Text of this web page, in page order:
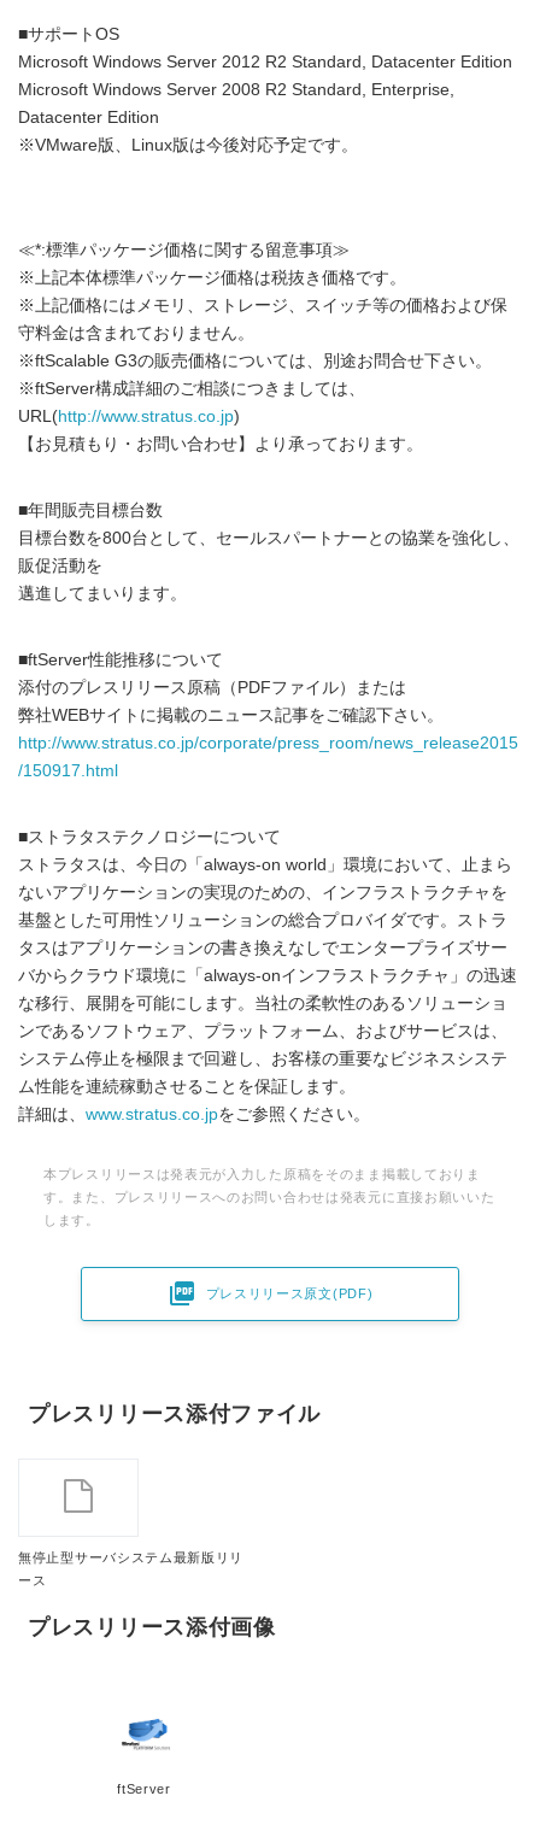
■サポートOS
Microsoft Windows Server 2012 R2 Standard, Datacenter Edition
Microsoft Windows Server 2008 R2 Standard, Enterprise,
Datacenter Edition
※VMware版、Linux版は今後対応予定です。
≪*:標準パッケージ価格に関する留意事項≫
※上記本体標準パッケージ価格は税抜き価格です。
※上記価格にはメモリ、ストレージ、スイッチ等の価格および保
守料金は含まれておりません。
※ftScalable G3の販売価格については、別途お問合せ下さい。
※ftServer構成詳細のご相談につきましては、
URL(http://www.stratus.co.jp)
【お見積もり・お問い合わせ】より承っております。
■年間販売目標台数
目標台数を800台として、セールスパートナーとの協業を強化し、
販促活動を
邁進してまいります。
■ftServer性能推移について
添付のプレスリリース原稿（PDFファイル）または
弊社WEBサイトに掲載のニュース記事をご確認下さい。
http://www.stratus.co.jp/corporate/press_room/news_release2015
/150917.html
■ストラタステクノロジーについて
ストラタスは、今日の「always-on world」環境において、止まら
ないアプリケーションの実現のための、インフラストラクチャを
基盤とした可用性ソリューションの総合プロバイダです。ストラ
タスはアプリケーションの書き換えなしでエンタープライズサー
バからクラウド環境に「always-onインフラストラクチャ」の迅速
な移行、展開を可能にします。当社の柔軟性のあるソリューショ
ンであるソフトウェア、プラットフォーム、およびサービスは、
システム停止を極限まで回避し、お客様の重要なビジネスシステ
ム性能を連続稼動させることを保証します。
詳細は、 www.stratus.co.jpをご参照ください。
本プレスリリースは発表元が入力した原稿をそのまま掲載しておりま
す。また、プレスリリースへのお問い合わせは発表元に直接お願いいた
します。
 プレスリリース原文(PDF)
プレスリリース添付ファイル
無停止型サーバシステム最新版リリ
ース
プレスリリース添付画像
ftServer